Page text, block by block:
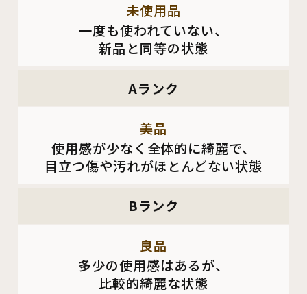
未使用品
一度も使われていない、
新品と同等の状態
Aランク
美品
使用感が少なく全体的に綺麗で、
目立つ傷や汚れがほとんどない状態
Bランク
良品
多少の使用感はあるが、
比較的綺麗な状態